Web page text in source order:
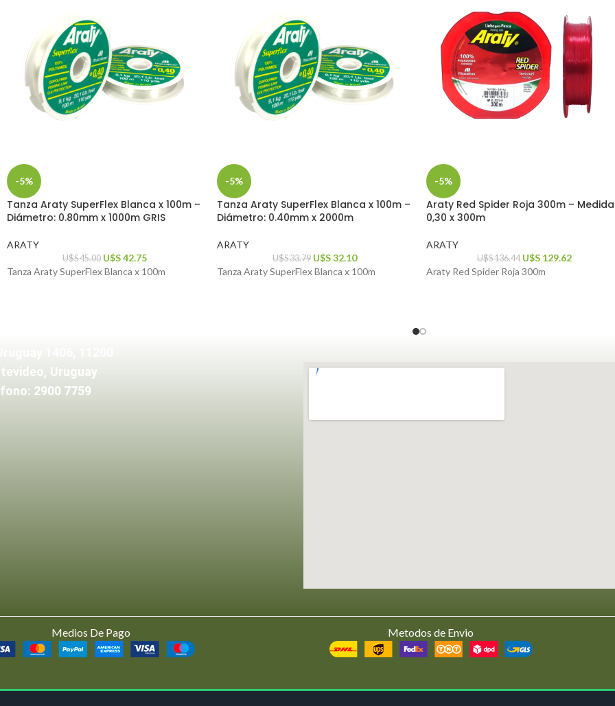
-5%
Tanza Araty SuperFlex Blanca x 100m –
Diámetro: 0.80mm x 1000m GRIS
ARATY
U$S45.00 U$S42.75
Tanza Araty SuperFlex Blanca x 100m
-5%
Tanza Araty SuperFlex Blanca x 100m –
Diámetro: 0.40mm x 2000m
ARATY
U$S33.79 U$S32.10
Tanza Araty SuperFlex Blanca x 100m
-5%
Araty Red Spider Roja 300m –
0,30 x 300m
ARATY
U$S136.44 U$S 129.62
Araty Red Spider Roja 300m
Uruguay
2900 7759
Medios De Pago Metodos de Envio